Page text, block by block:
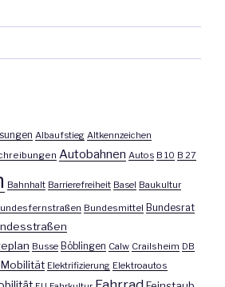
Albaufstieg Altkennzeichen
Autobahnen Autos B 10 B 27
Bahnhalt Barrierefreiheit Basel Baukultur
Bundesmittel Bundesrat
Busse Böblingen Calw Crailsheim DB
Elektrifizierung Elektroautos